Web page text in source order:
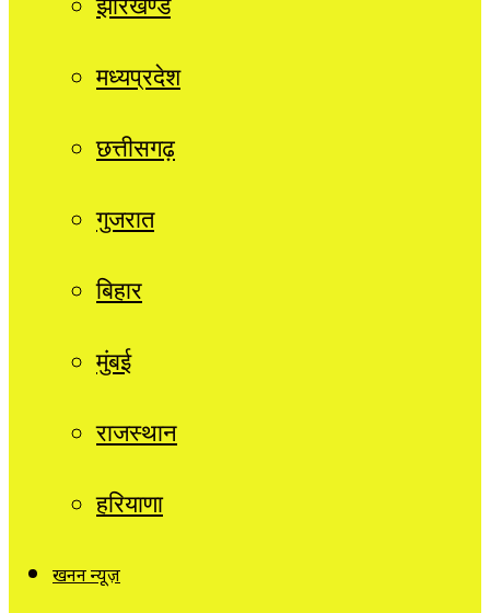
मध्यप्रदेश
छत्तीसगढ़
गुजरात
बिहार
मुंबई
राजस्थान
हरियाणा
खनन न्यूज़